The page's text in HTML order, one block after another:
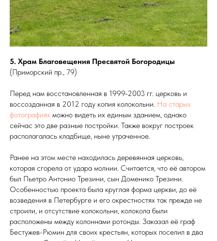
5. Храм Благовещения Пресвятой Богородицы
(Приморский пр., 79)
Перед нам восстановленная в 1999-2003 гг. церковь и
воссозданная в 2012 году копия колокольни. На старых
фотографиях можно видеть их единым зданием, однако
сейчас это две разные постройки. Также вокруг построек
располагалась кладбище, ныне утраченное.
Ранее на этом месте находилась деревянная церковь,
которая сгорела от удара молнии. Считается, что её автором
был Пьетро Антонио Трезини, сын Доменико Трезини.
Особенностью проекта была круглая форма церкви, до её
возведения в Петербурге и его окрестностях так прежде не
строили, и отсутствие колокольни, колокола были
расположены между колоннами ротонды. Заказал её граф
Бестужев-Рюмин для своих крестьян, которых поселил в два